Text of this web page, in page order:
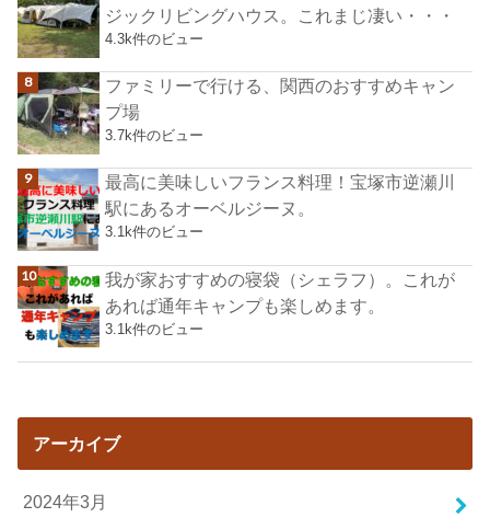
ジックリビングハウス。これまじ凄い・・・
4.3k件のビュー
ファミリーで行ける、関西のおすすめキャン
プ場
3.7k件のビュー
最高に美味しいフランス料理！宝塚市逆瀬川
駅にあるオーベルジーヌ。
3.1k件のビュー
我が家おすすめの寝袋（シェラフ）。これが
あれば通年キャンプも楽しめます。
3.1k件のビュー
アーカイブ
2024年3月